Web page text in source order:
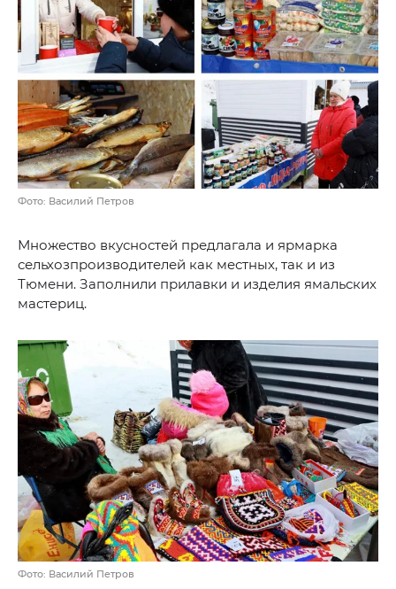
Фото: Василий Петров
Множество вкусностей предлагала и ярмарка
сельхозпроизводителей как местных, так и из
Тюмени. Заполнили прилавки и изделия ямальских
мастериц.
Фото: Василий Петров